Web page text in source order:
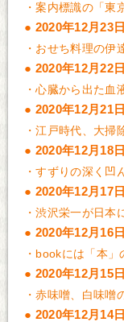
・案内標識の「東
2020年12月23日
・ おせち料理の伊
2020年12月22日
・心臓から出た血
2020年12月21日
・江戸時代、大掃
2020年12月18日
・すずりの深く凹
2020年12月17日
・渋沢栄一が日本
2020年12月16日
・ bookには「本」
2020年12月15日
・赤味噌、白味噌
2020年12月14日